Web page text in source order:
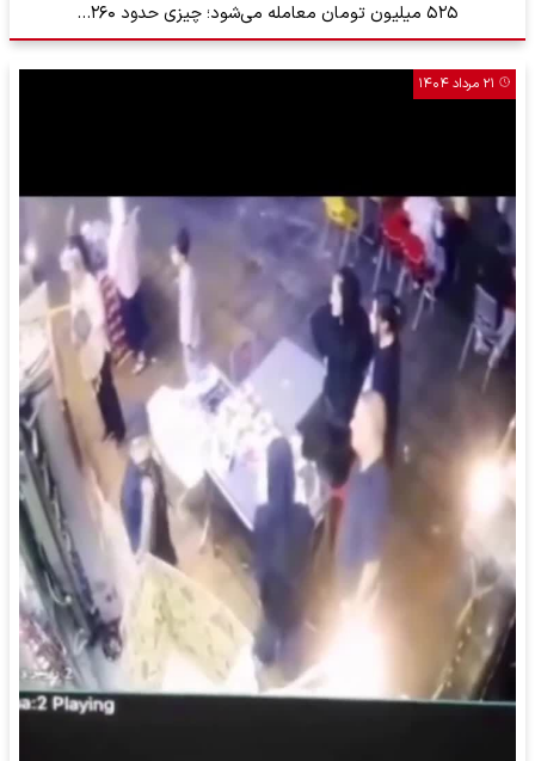
۵۲۵ میلیون تومان معامله می‌شود؛ چیزی حدود ۲۶۰…
۲۱ مرداد ۱۴۰۴